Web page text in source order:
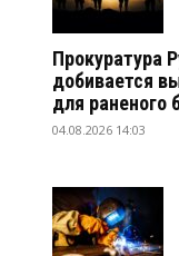
Прокуратура
добивается
для раненого
04.08.2026 14:03